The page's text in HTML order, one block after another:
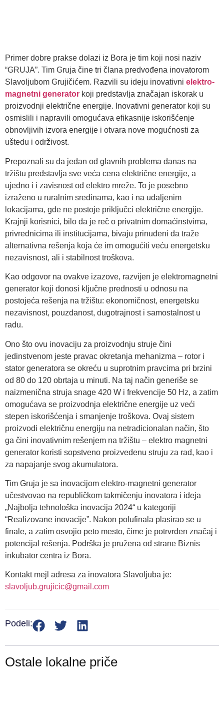
Primer dobre prakse dolazi iz Bora je tim koji nosi naziv
“GRUJA”. Tim Gruja čine tri člana predvođena inovatorom
Slavoljubom Grujičićem. Razvili su ideju inovativni elektro-
magnetni generator koji predstavlja značajan iskorak u
proizvodnji električne energije. Inovativni generator koji su
osmislili i napravili omogućava efikasnije iskorišćenje
obnovljivih izvora energije i otvara nove mogućnosti za
uštedu i održivost.
Prepoznali su da jedan od glavnih problema danas na
tržištu predstavlja sve veća cena električne energije, a
ujedno i i zavisnost od elektro mreže. To je posebno
izraženo u ruralnim sredinama, kao i na udaljenim
lokacijama, gde ne postoje priključci električne energije.
Krajnji korisnici, bilo da je reč o privatnim domaćinstvima,
privrednicima ili institucijama, bivaju prinuđeni da traže
alternativna rešenja koja će im omogućiti veću energetsku
nezavisnost, ali i stabilnost troškova.
Kao odgovor na ovakve izazove, razvijen je elektromagnetni
generator koji donosi ključne prednosti u odnosu na
postojeća rešenja na tržištu: ekonomičnost, energetsku
nezavisnost, pouzdanost, dugotrajnost i samostalnost u
radu.
Ono što ovu inovaciju za proizvodnju struje čini
jedinstvenom jeste pravac okretanja mehanizma – rotor i
stator generatora se okreću u suprotnim pravcima pri brzini
od 80 do 120 obrtaja u minuti. Na taj način generiše se
naizmenična struja snage 420 W i frekvencije 50 Hz, a zatim
omogućava se proizvodnja električne energije uz veći
stepen iskorišćenja i smanjenje troškova. Ovaj sistem
proizvodi električnu energiju na netradicionalan način, što
ga čini inovativnim rešenjem na tržištu – elektro magnetni
generator koristi sopstveno proizvedenu struju za rad, kao i
za napajanje svog akumulatora.
Tim Gruja je sa inovacijom elektro-magnetni generator
učestvovao na republičkom takmičenju inovatora i ideja
„Najbolja tehnološka inovacija 2024“ u kategoriji
“Realizovane inovacije”. Nakon polufinala plasirao se u
finale, a zatim osvojio peto mesto, čime je potrvrđen značaj i
potencijal rešenja. Podrška je pružena od strane Biznis
inkubator centra iz Bora.
Kontakt mejl adresa za inovatora Slavoljuba je:
slavoljub.grujicic@gmail.com
Podeli:
Ostale lokalne priče